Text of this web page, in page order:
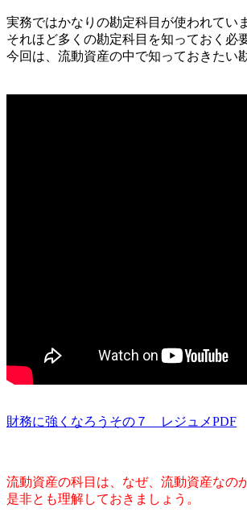
実務ではかなりの勘定科目が使われてい
それほど多くの勘定科目を知っておく必
今回は、流動資産の中で知っておきたい
財務に強くなろうその７ レジュメPDF
流動資産の科目は、なぜ、流動資産なの
是非とも理解しておきましょう。